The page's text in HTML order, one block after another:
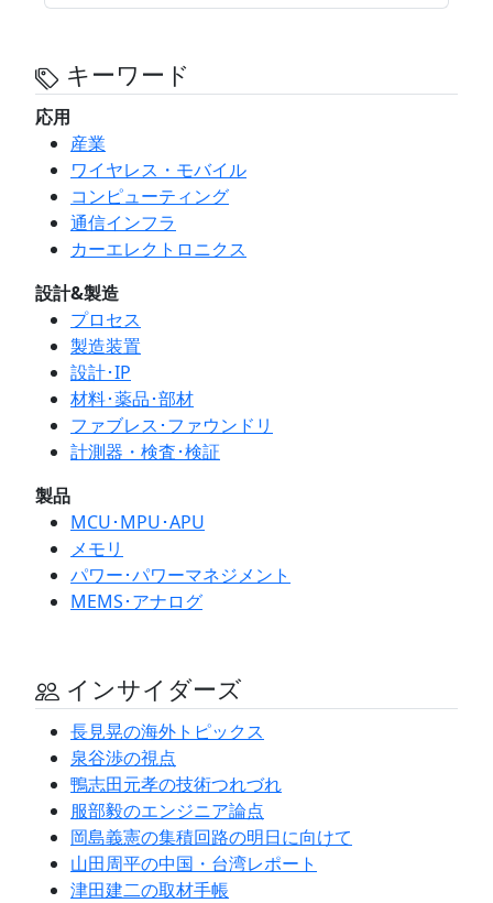
キーワード
応用
産業
ワイヤレス・モバイル
コンピューティング
通信インフラ
カーエレクトロニクス
設計&製造
プロセス
製造装置
設計･IP
材料･薬品･部材
ファブレス･ファウンドリ
計測器・検査･検証
製品
MCU･MPU･APU
メモリ
パワー･パワーマネジメント
MEMS･アナログ
インサイダーズ
長見晃の海外トピックス
泉谷渉の視点
鴨志田元孝の技術つれづれ
服部毅のエンジニア論点
岡島義憲の集積回路の明日に向けて
山田周平の中国・台湾レポート
津田建二の取材手帳